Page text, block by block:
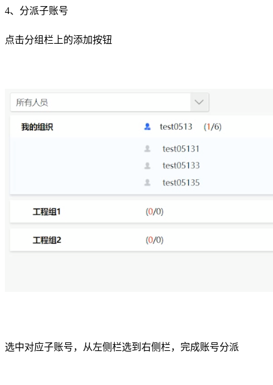
4、分派子账号
点击分组栏上的添加按钮
选中对应子账号，从左侧栏选到右侧栏，完成账号分派